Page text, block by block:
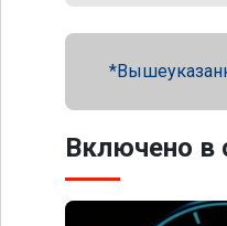
Включено в